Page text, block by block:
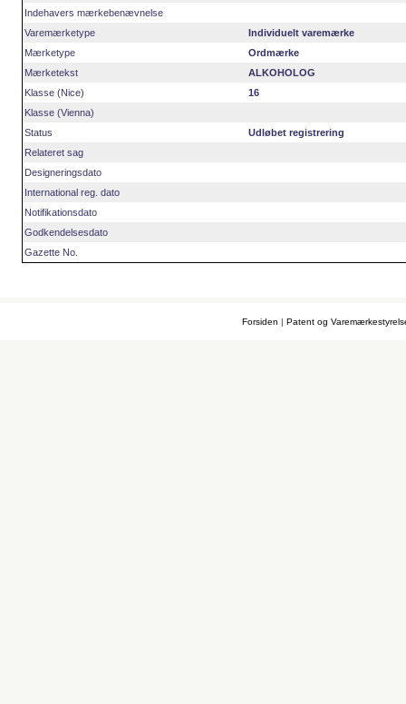
Indehavers mærkebenævnelse
Varemærketype
Individuelt varemærke
Mærketype
Ordmærke
Mærketekst
ALKOHOLOG
Klasse (Nice)
16
Klasse (Vienna)
Status
Udløbet registrering
Relateret sag
Designeringsdato
International reg. dato
Notifikationsdato
Godkendelsesdato
Gazette No.
Forsiden |Patent og